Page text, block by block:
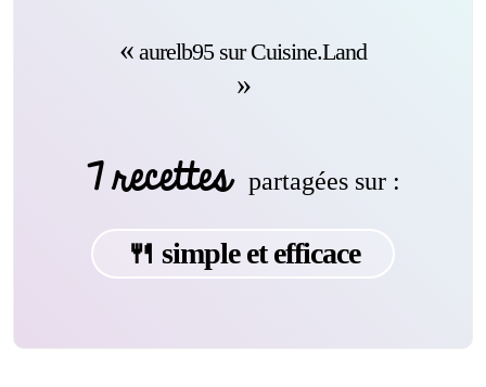
aurelb95 sur Cuisine.Land
7 recettes partagées sur :
🍴 simple et efficace